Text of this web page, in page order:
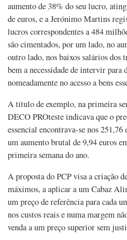
aumento de 38% do seu lucro,
de euros, e a Jerónimo Martins
lucros correspondentes a 484
são cimentados, por um lado, no
outro lado, nos baixos salários dos
bem a necessidade de intervir para
nomeadamente no acesso a bens
A título de exemplo, na primeira
DECO PROteste indicava que o
essencial encontrava-se nos 251,76
um aumento brutal de 9,94 euros
primeira semana do ano.
A proposta do PCP visa a criação
máximos, a aplicar a um Cabaz
um preço de referência para cada
nos custos reais e numa margem
venda a um preço superior sem